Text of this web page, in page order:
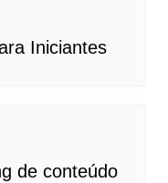
Iniciantes
de conteúdo